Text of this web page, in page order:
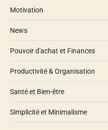
Motivation
News
Pouvoir d'achat et Finances
Productivité & Organisation
Santé et Bien-être
Simplicité et Minimalisme